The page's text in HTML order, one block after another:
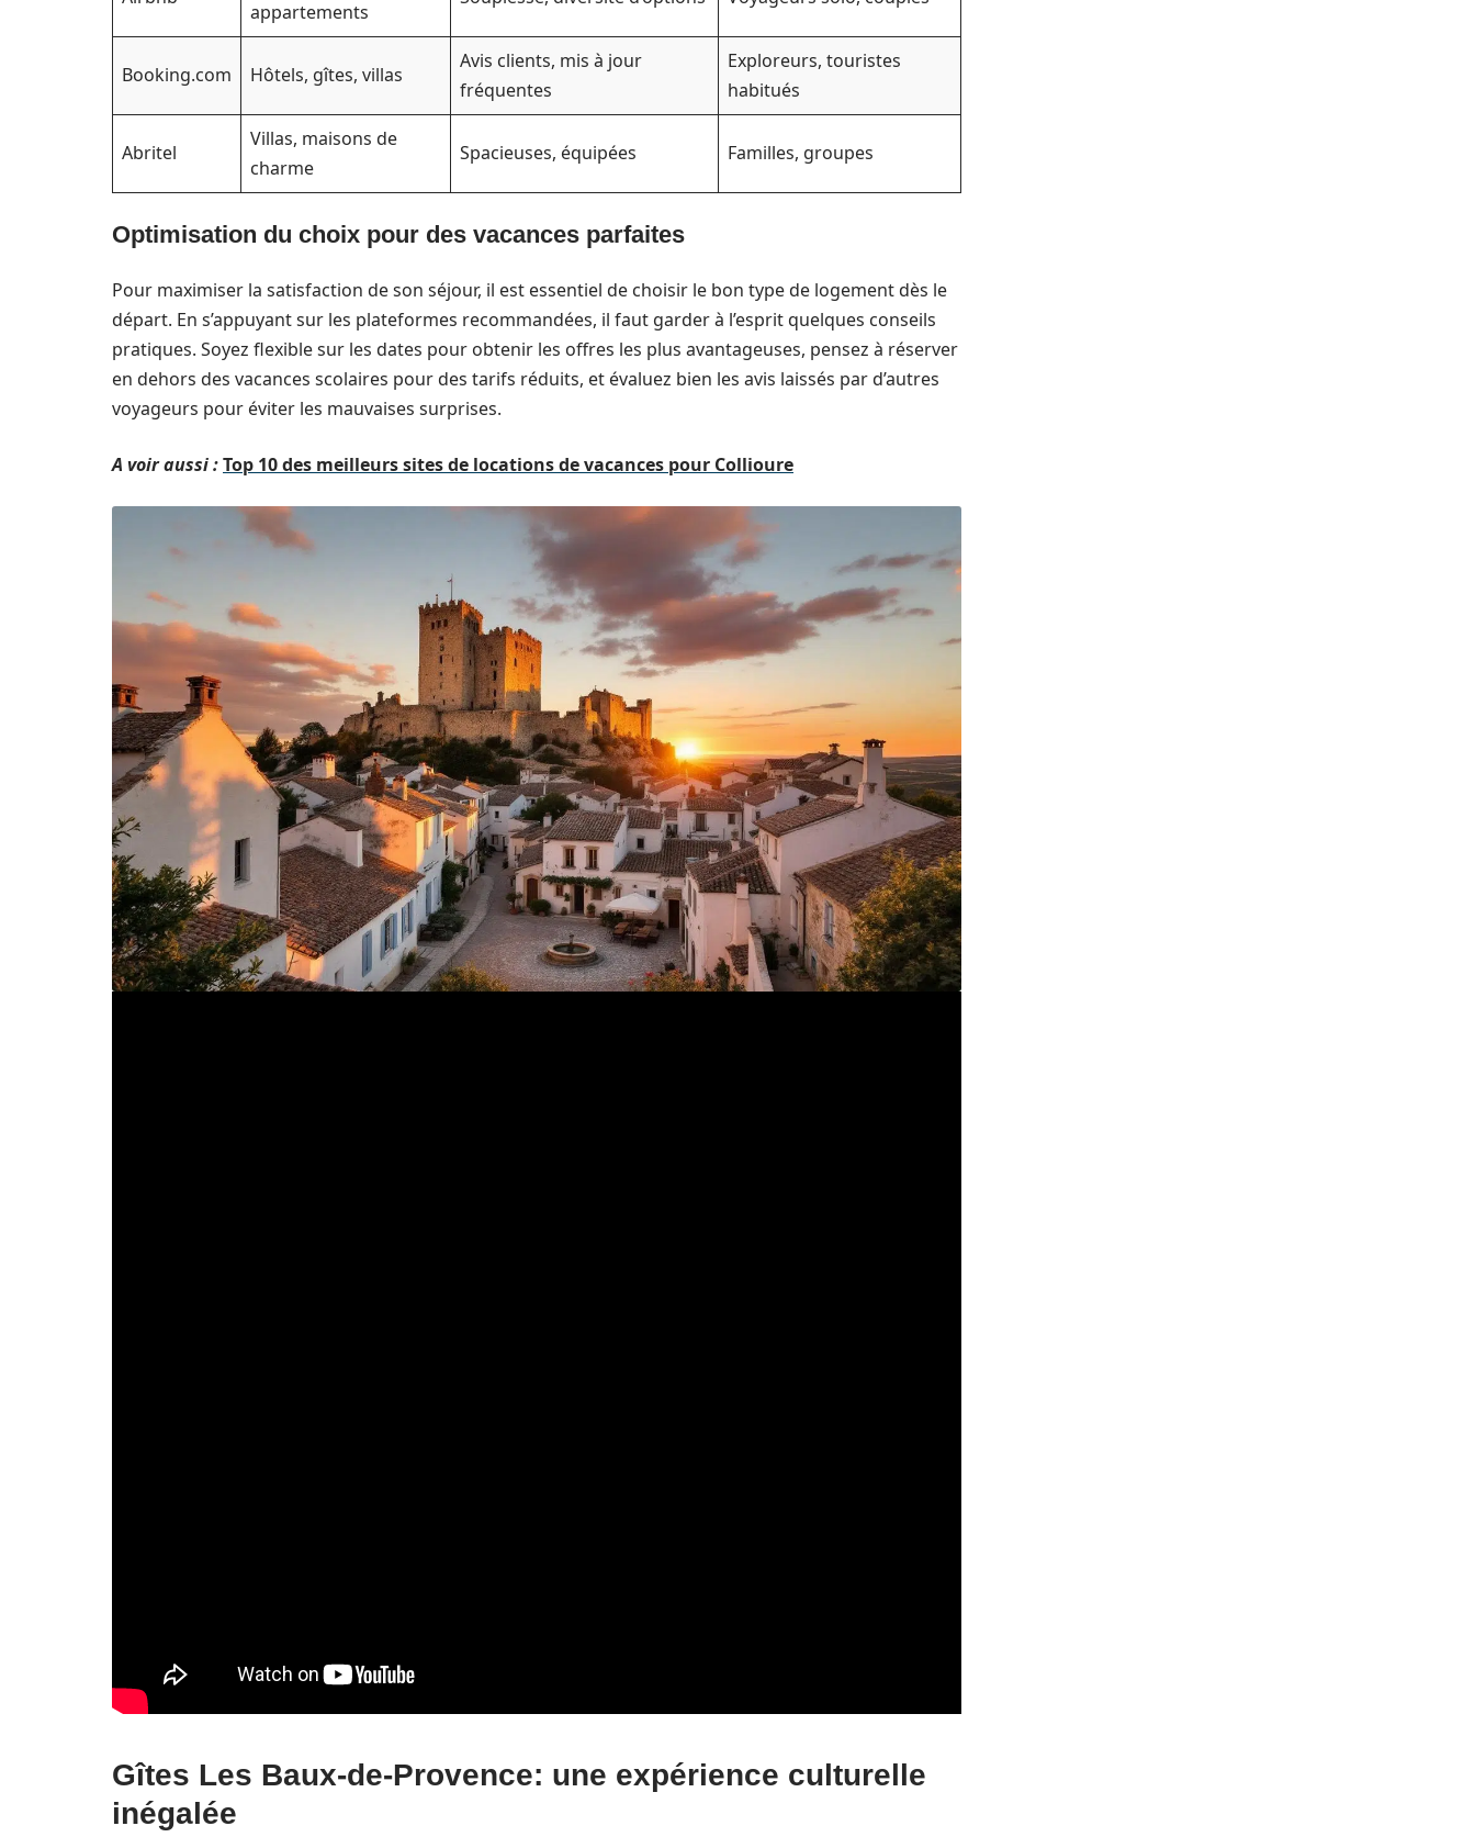
appartements
Booking.com Hôtels, gîtes, villas
Avis clients, mis à jour
fréquentes
Exploreurs, touristes
habitués
Abritel
Villas, maisons de
charme
Spacieuses, équipées Familles, groupes
Optimisation du choix pour des vacances parfaites
Pour maximiser la satisfaction de son séjour, il est essentiel de choisir le bon type de logement dès le
départ. En s’appuyant sur les plateformes recommandées, il faut garder à l’esprit quelques conseils
pratiques. Soyez flexible sur les dates pour obtenir les offres les plus avantageuses, pensez à réserver
en dehors des vacances scolaires pour des tarifs réduits, et évaluez bien les avis laissés par d’autres
voyageurs pour éviter les mauvaises surprises.
A voir aussi :Top 10 des meilleurs sites de locations de vacances pour Collioure
Gîtes Les Baux-de-Provence: une expérience culturelle
inégalée